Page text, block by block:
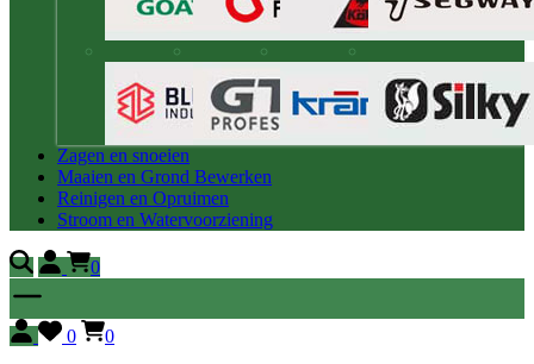
Zagen en snoeien
Maaien en Grond Bewerken
Reinigen en Opruimen
Stroom en Watervoorziening
0
0
0